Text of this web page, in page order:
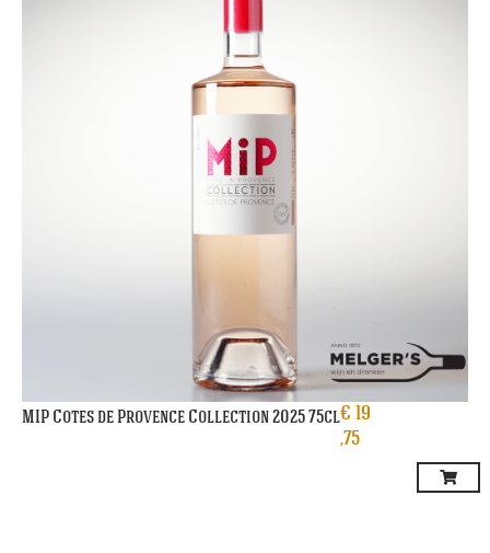
MIP Cotes de Provence Collection 2025 75cl€ 19
,75